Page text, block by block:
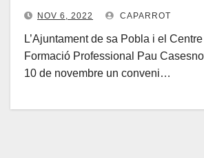
NOV 6, 2022 CAPARROT
L’Ajuntament de sa Pobla i el
Formació Professional Pau
10 de novembre un conveni…